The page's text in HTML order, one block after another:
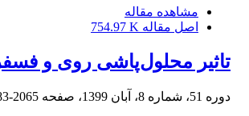
مشاهده مقاله
اصل مقاله 754.97 K
تاثیر محلول‌پاشی روی و
دوره 51، شماره 8، آبان 1399، صفحه 2065-2083